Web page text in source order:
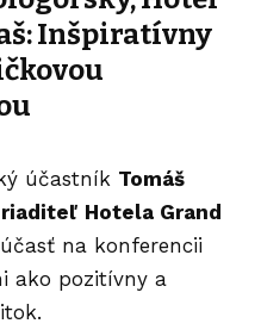
Inšpiratívny
účastník Tomáš
Hotela Grand
na konferencii
ako pozitívny a